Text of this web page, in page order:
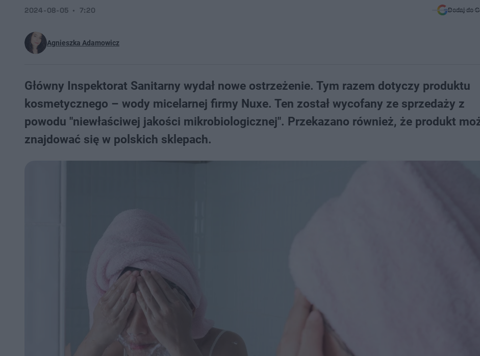
Agnieszka Adamowicz
2024-08-05 7:20 Dodaj do
Główny Inspektorat Sanitarny wydał nowe ostrzeżenie. Tym razem dotyczy produktu
kosmetycznego – wody micelarnej firmy Nuxe. Ten został wycofany ze sprzedaży z
powodu "niewłaściwej jakości mikrobiologicznej". Przekazano również, że produkt
znajdować się w polskich sklepach.